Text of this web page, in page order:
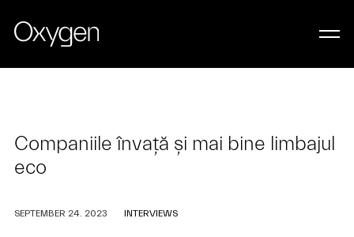
Companiile învață și mai bine limbajul
eco
SEPTEMBER 24. 2023 INTERVIEWS